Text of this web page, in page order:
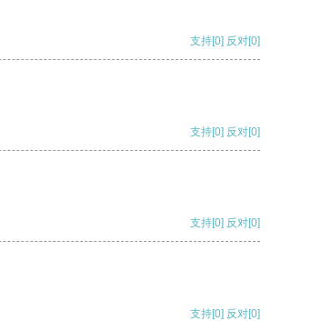
支持[0] 反对[0]
支持[0] 反对[0]
支持[0] 反对[0]
支持[0] 反对[0]